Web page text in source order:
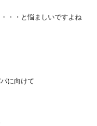
・・と悩ましいですよね
に向けて